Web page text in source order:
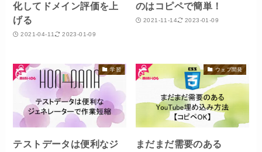
化してドメイン評価を上
げる
2021-04-11 2023-01-09
のはコピペで簡単！
2021-11-14 2023-01-09
学習
テストデータは便利なジ
ウェブ開発
まだまだ需要のある